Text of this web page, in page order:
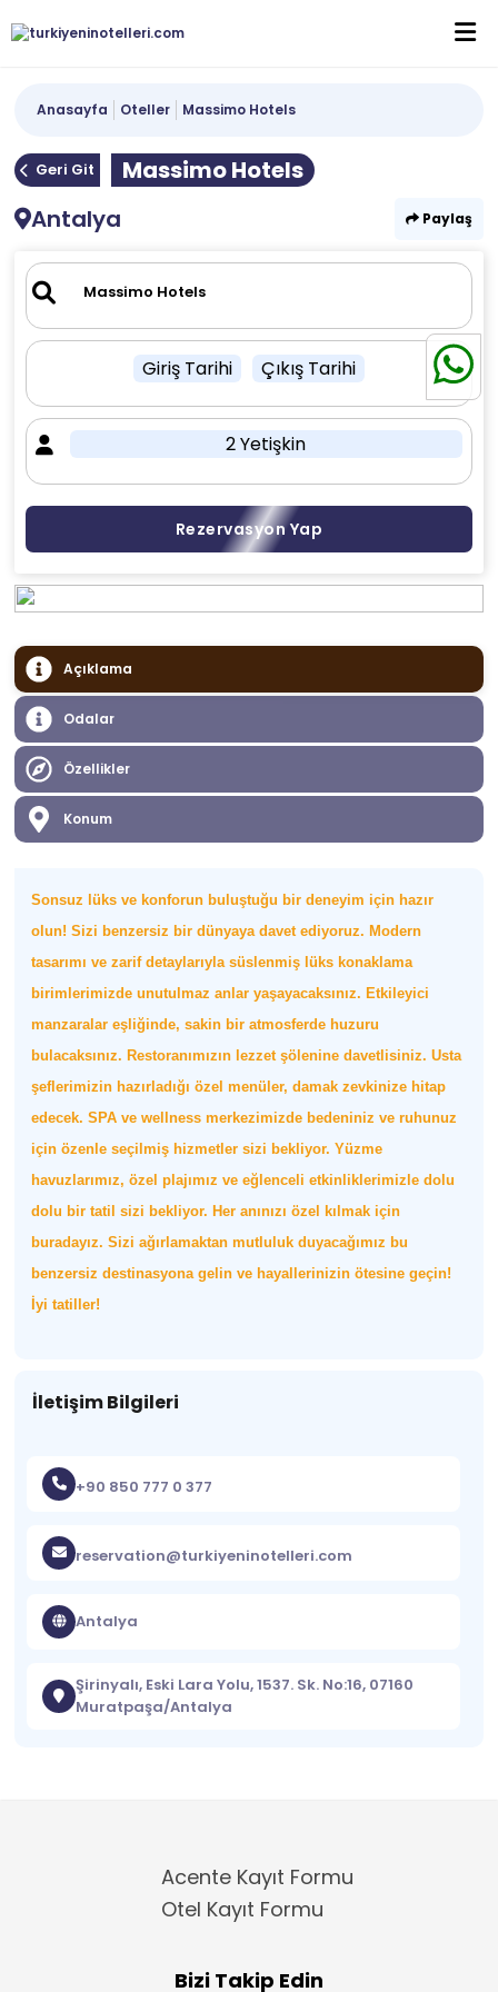
Anasayfa Oteller Massimo Hotels
Geri Git
Massimo Hotels
Antalya
Paylaş
Giriş Tarihi Çıkış Tarihi
2 Yetişkin
Rezervasyon Yap
Açıklama
Odalar
Özellikler
Konum
Sonsuz lüks ve konforun buluştuğu bir deneyim için hazır
olun! Sizi benzersiz bir dünyaya davet ediyoruz. Modern
tasarımı ve zarif detaylarıyla süslenmiş lüks konaklama
birimlerimizde unutulmaz anlar yaşayacaksınız. Etkileyici
manzaralar eşliğinde, sakin bir atmosferde huzuru
bulacaksınız. Restoranımızın lezzet şölenine davetlisiniz. Usta
şeflerimizin hazırladığı özel menüler, damak zevkinize hitap
edecek. SPA ve wellness merkezimizde bedeniniz ve ruhunuz
için özenle seçilmiş hizmetler sizi bekliyor. Yüzme
havuzlarımız, özel plajımız ve eğlenceli etkinliklerimizle dolu
dolu bir tatil sizi bekliyor. Her anınızı özel kılmak için
buradayız. Sizi ağırlamaktan mutluluk duyacağımız bu
benzersiz destinasyona gelin ve hayallerinizin ötesine geçin!
İyi tatiller!
İletişim Bilgileri
+90 850 777 0 377
reservation@turkiyeninotelleri.com
Antalya
Şirinyalı, Eski Lara Yolu, 1537. Sk. No:16, 07160
Muratpaşa/Antalya
Acente Kayıt Formu
Otel Kayıt Formu
Bizi Takip Edin